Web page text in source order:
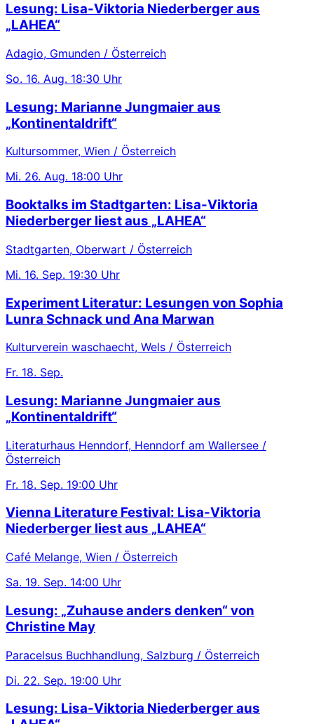
Lesung: Lisa-Viktoria Niederberger aus
„LAHEA“
Adagio, Gmunden / Österreich
So. 16. Aug. 18:30 Uhr
Lesung: Marianne Jungmaier aus
„Kontinentaldrift“
Kultursommer, Wien / Österreich
Mi. 26. Aug. 18:00 Uhr
Booktalks im Stadtgarten: Lisa-Viktoria
Niederberger liest aus „LAHEA“
Stadtgarten, Oberwart / Österreich
Mi. 16. Sep. 19:30 Uhr
Experiment Literatur: Lesungen von Sophia
Lunra Schnack und Ana Marwan
Kulturverein waschaecht, Wels / Österreich
Fr. 18. Sep.
Lesung: Marianne Jungmaier aus
„Kontinentaldrift“
Literaturhaus Henndorf, Henndorf am Wallersee /
Österreich
Fr. 18. Sep. 19:00 Uhr
Vienna Literature Festival: Lisa-Viktoria
Niederberger liest aus „LAHEA“
Café Melange, Wien / Österreich
Sa. 19. Sep. 14:00 Uhr
Lesung: „Zuhause anders denken“ von
Christine May
Paracelsus Buchhandlung, Salzburg / Österreich
Di. 22. Sep. 19:00 Uhr
Lesung: Lisa-Viktoria Niederberger aus